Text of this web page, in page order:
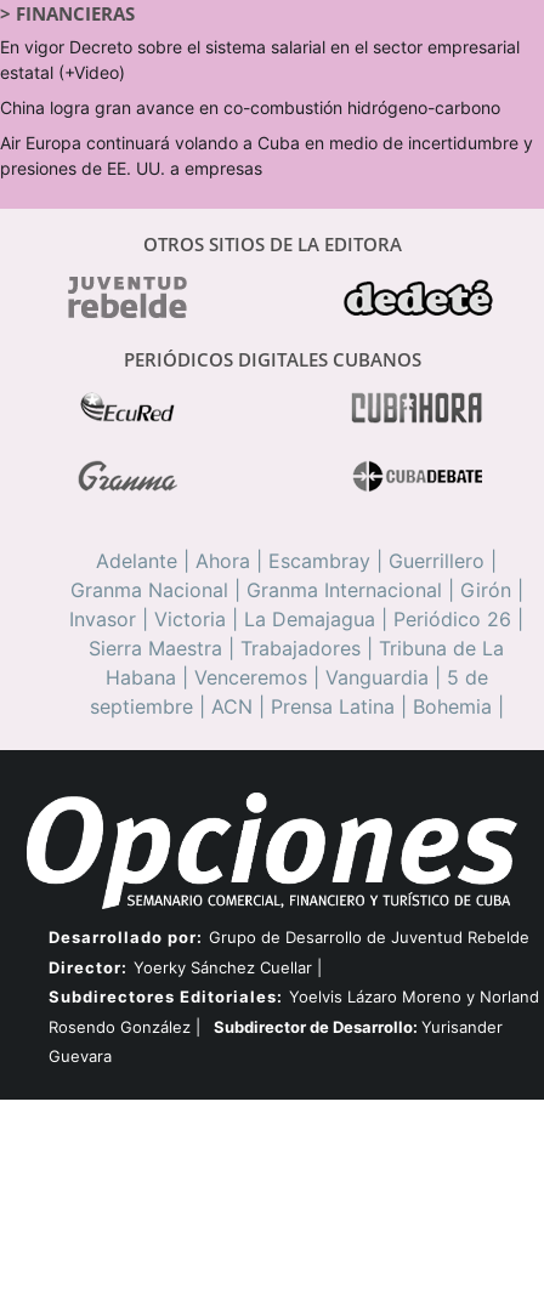
> FINANCIERAS
En vigor Decreto sobre el sistema salarial en el sector empresarial
estatal (+Video)
China logra gran avance en co-combustión hidrógeno-carbono
Air Europa continuará volando a Cuba en medio de incertidumbre y
presiones de EE. UU. a empresas
OTROS SITIOS DE LA EDITORA
PERIÓDICOS DIGITALES CUBANOS
Adelante Ahora Escambray Guerrillero
Granma Nacional
Granma Internacional Girón
Invasor
Victoria La Demajagua Periódico 26
Sierra Maestra
Trabajadores
Tribuna de La
Habana
Venceremos| Vanguardia
5 de
septiembre| ACN Prensa Latina Bohemia
Desarrollado por: Grupo de Desarrollo de Juventud Rebelde
Director: Yoerky Sánchez Cuellar |
Subdirectores Editoriales: Yoelvis Lázaro Moreno y Norland
Rosendo González |
Subdirector de Desarrollo: Yurisander
Guevara